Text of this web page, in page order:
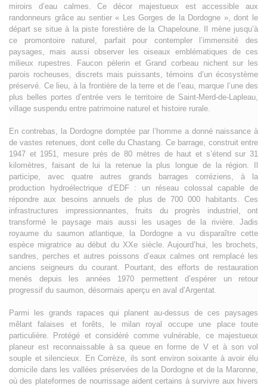
miroirs d’eau calmes. Ce décor majestueux est accessible aux
randonneurs grâce au sentier « Les Gorges de la Dordogne », dont le
départ se situe à la piste forestière de la Chapeloune. Il mène jusqu’à
ce promontoire naturel, parfait pour contempler l’immensité des
paysages, mais aussi observer les oiseaux emblématiques de ces
milieux rupestres. Faucon pèlerin et Grand corbeau nichent sur les
parois rocheuses, discrets mais puissants, témoins d’un écosystème
préservé. Ce lieu, à la frontière de la terre et de l’eau, marque l’une des
plus belles portes d’entrée vers le territoire de Saint-Merd-de-Lapleau,
village suspendu entre patrimoine naturel et histoire rurale.
En contrebas, la Dordogne domptée par l’homme a donné naissance à
de vastes retenues, dont celle du Chastang. Ce barrage, construit entre
1947 et 1951, mesure près de 80 mètres de haut et s’étend sur 31
kilomètres, faisant de lui la retenue la plus longue de la région. Il
participe, avec quatre autres grands barrages corréziens, à la
production hydroélectrique d’EDF : un réseau colossal capable de
répondre aux besoins annuels de plus de 700 000 habitants. Ces
infrastructures impressionnantes, fruits du progrès industriel, ont
transformé le paysage mais aussi les usages de la rivière. Jadis
royaume du saumon atlantique, la Dordogne a vu disparaître cette
espèce migratrice au début du XXe siècle. Aujourd’hui, les brochets,
sandres, perches et autres poissons d’eaux calmes ont remplacé les
anciens seigneurs du courant. Pourtant, des efforts de restauration
menés depuis les années 1970 permettent d’espérer un retour
progressif du saumon, désormais aperçu en aval d’Argentat.
Parmi les grands rapaces qui planent au-dessus de ces paysages
mêlant falaises et forêts, le milan royal occupe une place toute
particulière. Protégé et considéré comme vulnérable, ce majestueux
planeur est reconnaissable à sa queue en forme de V et à son vol
souple et silencieux. En Corrèze, ils sont environ soixante à avoir élu
domicile dans les vallées préservées de la Dordogne et de la Maronne,
où des plateformes de nourrissage aident certains à survivre aux hivers